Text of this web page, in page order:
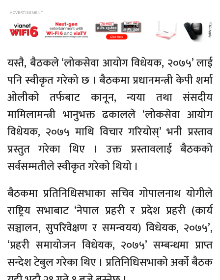
यस्तै, बैठकले ‘लोकसेवा आयोग विधेयक, २०७५’ लाई
पनि स्वीकृत गरेको छ । बैठकमा प्रधानमन्त्री केपी शर्मा
ओलीको तर्फबाट कानून, न्यया तथा संसदीय
मामिलामन्त्री भानुभक्त ढकालले ‘लोकसेवा आयोग
विधेयक, २०७५ माथि विचार गरियोस्’ भनी प्रस्ताव
प्रस्तुत गरेका थिए । उक्त प्रस्तावलाई बैठकको
सर्वसम्मतीले स्वीकृत गरेको थियो ।
बैठकमा प्रतिनिधिसभाका सचिव गोपालनाथ योगीले
राष्ट्रिय सभाबाट ‘नेपाल प्रहरी र प्रदेश प्रहरी (कार्य
सञ्चालन, सुपरिवेक्षण र समन्वयय) विधेयक, २०७५’,
‘प्रहरी समायोजन विधेयक, २०७५’ सम्बन्धमा प्राप्त
सन्देश टेबुल गरेका थिए । प्रतिनिधिसभाको अर्को बैठक